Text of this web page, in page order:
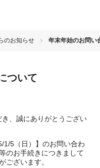
のお知らせ 年末年始のお問い
ついて
、誠にありがとうござい
1/5（日）】のお問い合わ
のお手続きにつきまして
ございます。